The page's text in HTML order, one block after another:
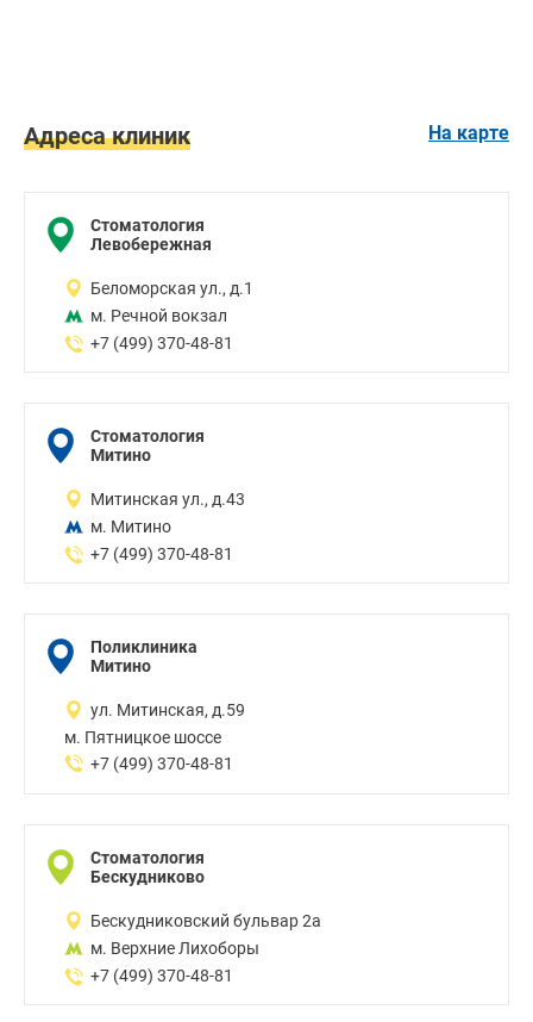
Адреса клиник На карте
Стоматология
Левобережная
Беломорская ул., д.1
м. Речной вокзал
+7 (499) 370-48-81
Стоматология
Митино
Митинская ул., д.43
м. Митино
+7 (499) 370-48-81
Поликлиника
Митино
ул. Митинская, д.59
м. Пятницкое шоссе
+7 (499) 370-48-81
Стоматология
Бескудниково
Бескудниковский бульвар 2а
м. Верхние Лихоборы
+7 (499) 370-48-81